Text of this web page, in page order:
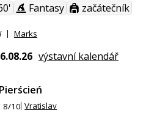
Fantasy začátečník
Marks
výstavní kalendář
8/10 Vratislav